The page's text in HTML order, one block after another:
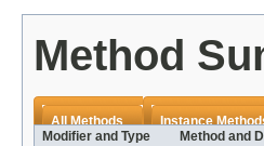
Method
All Methods Instance
Modifier and Type
Method and